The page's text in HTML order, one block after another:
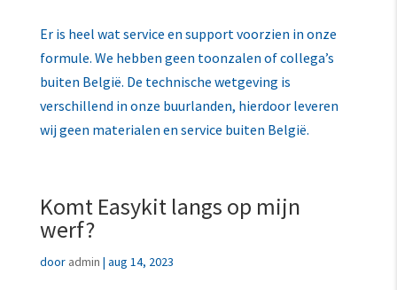
Er is heel wat service en support voorzien in onze
formule. We hebben geen toonzalen of collega’s
buiten België. De technische wetgeving is
verschillend in onze buurlanden, hierdoor leveren
wij geen materialen en service buiten België.
Komt Easykit langs op mijn
werf?
door admin | aug 14, 2023